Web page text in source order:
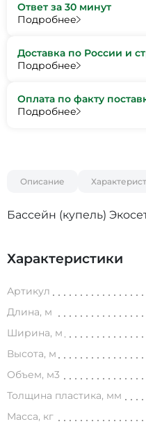
Ответ за 30 минут
Подробнее
Доставка по России и
Подробнее
Оплата по факту
Подробнее
Описание
Бассейн (купель)
Характеристики
Артикул
Длина, м
Ширина, м
Высота, м
Объем, м3
Толщина пластика, мм
Масса, кг